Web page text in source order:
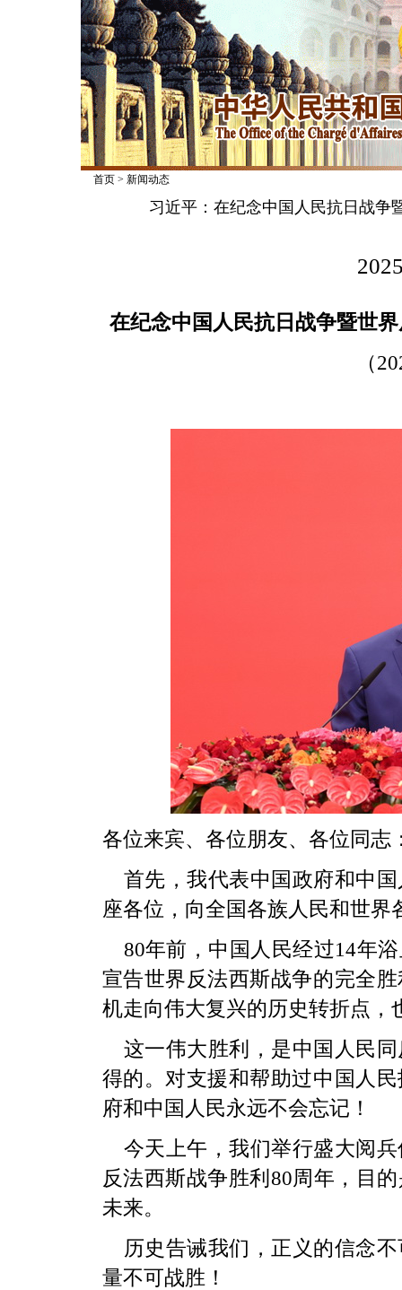
首页> 新闻动态
习近平：在纪念中国人民抗日战争
在纪念中国人民抗日战争暨世
（
各位来宾、各位朋友、各位同志
首先，我代表中国政府和中
座各位，向全国各族人民和世
80年前，中国人民经过14年
宣告世界反法西斯战争的完全
机走向伟大复兴的历史转折点
这一伟大胜利，是中国人民
得的。对支援和帮助过中国人
府和中国人民永远不会忘记！
今天上午，我们举行盛大阅
反法西斯战争胜利80周年，目
未来。
历史告诫我们，正义的信念
量不可战胜！